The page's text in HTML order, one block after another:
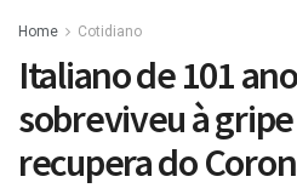
Home Cotidiano
Italiano de 101
sobreviveu à
recupera do